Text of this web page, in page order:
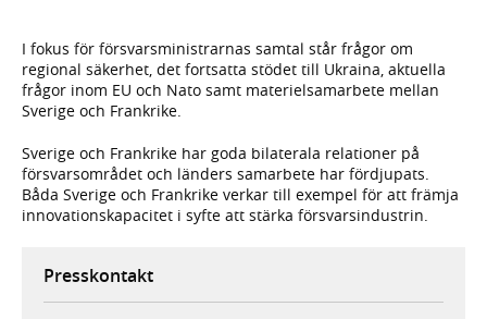
I fokus för försvarsministrarnas samtal står frågor om
regional säkerhet, det fortsatta stödet till Ukraina, aktuella
frågor inom EU och Nato samt materielsamarbete mellan
Sverige och Frankrike.
Sverige och Frankrike har goda bilaterala relationer på
försvarsområdet och länders samarbete har fördjupats.
Båda Sverige och Frankrike verkar till exempel för att främja
innovationskapacitet i syfte att stärka försvarsindustrin.
Presskontakt